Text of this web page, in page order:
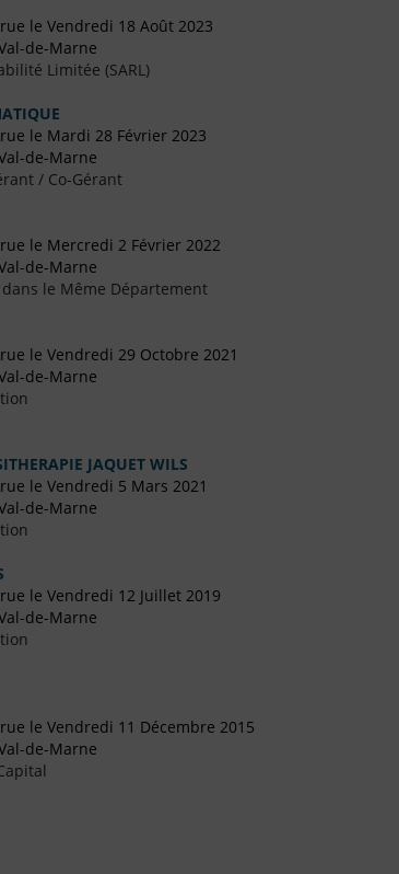
le Vendredi 18 Août 2023
de-Marne
Limitée (SARL)
le Mardi 28 Février 2023
de-Marne
/ Co-Gérant
le Mercredi 2 Février 2022
de-Marne
le Même Département
le Vendredi 29 Octobre 2021
de-Marne
JAQUET WILS
le Vendredi 5 Mars 2021
de-Marne
le Vendredi 12 Juillet 2019
de-Marne
le Vendredi 11 Décembre 2015
de-Marne